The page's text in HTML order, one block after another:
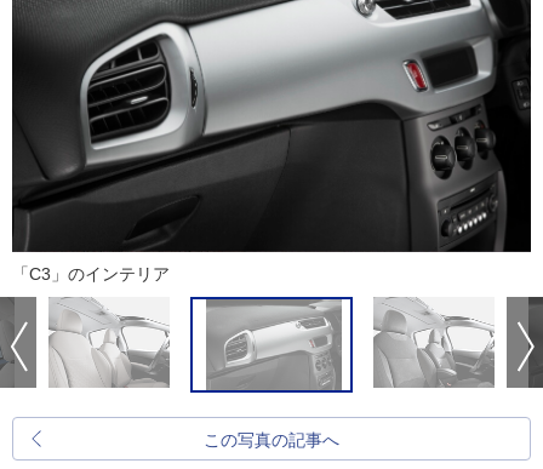
「C3」のインテリア
この写真の記事へ